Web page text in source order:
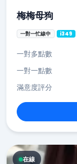
梅梅母狗
一對一忙線中 i349
一對多點數
一對一點數
滿意度評分
在線